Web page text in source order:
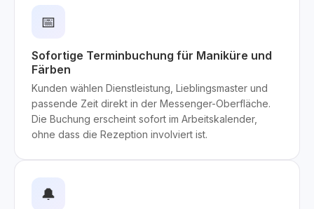
📅
Sofortige Terminbuchung für Maniküre und
Färben
Kunden wählen Dienstleistung, Lieblingsmaster und
passende Zeit direkt in der Messenger-Oberfläche.
Die Buchung erscheint sofort im Arbeitskalender,
ohne dass die Rezeption involviert ist.
🔔